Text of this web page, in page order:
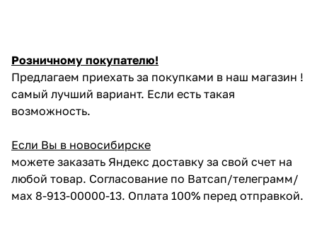
Розничному покупателю!
Предлагаем приехать за покупками в наш магазин !
самый лучший вариант. Если есть такая
возможность.
Если Вы в новосибирске
можете заказать Яндекс доставку за свой счет на
любой товар. Согласование по Ватсап/телеграмм/
мах 8-913-00000-13. Оплата 100% перед отправкой.